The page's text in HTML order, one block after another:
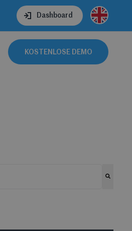
Dashboard
KOSTENLOSE DEMO